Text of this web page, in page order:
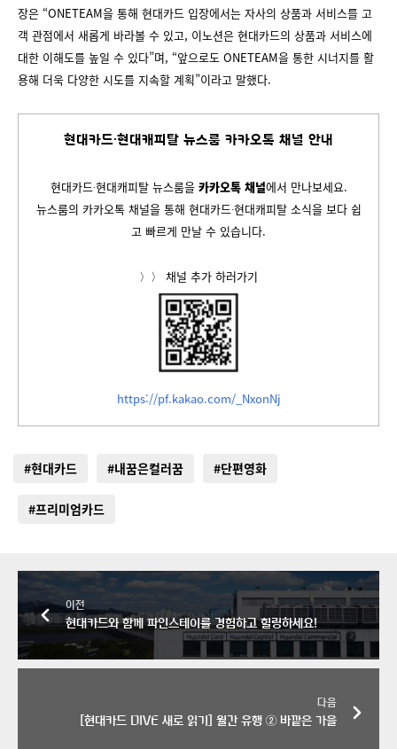
장은 “ONETEAM을 통해 현대카드 입장에서는 자사의 상품과 서비스를 고
객 관점에서 새롭게 바라볼 수 있고, 이노션은 현대카드의 상품과 서비스에
대한 이해도를 높일 수 있다”며, “앞으로도 ONETEAM을 통한 시너지를 활
용해 더욱 다양한 시도를 지속할 계획”이라고 말했다.
현대카드∙현대캐피탈 뉴스룸 카카오톡 채널 안내
현대카드∙현대캐피탈 뉴스룸을 카카오톡 채널에서 만나보세요.
뉴스룸의 카카오톡 채널을 통해 현대카드∙현대캐피탈 소식을 보다 쉽
고 빠르게 만날 수 있습니다.
〉〉 채널 추가 하러가기
https://pf.kakao.com/_NxonNj
#현대카드 #내꿈은컬러꿈 #단편영화
#프리미엄카드
이전
현대카드와 함께 파인스테이를 경험하고 힐링하세요!
다음
[현대카드 DIVE 새로 읽기] 월간 유행 ② 바깥은 가을